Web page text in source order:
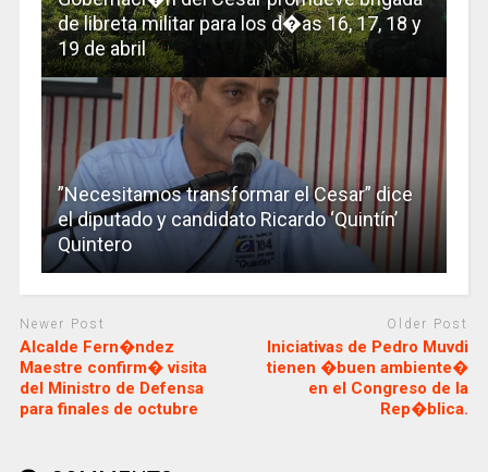
de libreta militar para los d�as 16, 17, 18 y
19 de abril
”Necesitamos transformar el Cesar” dice
el diputado y candidato Ricardo ‘Quintín’
Quintero
Newer Post
Alcalde Fern�ndez
Maestre confirm� visita
del Ministro de Defensa
para finales de octubre
Older Post
Iniciativas de Pedro Muvdi
tienen �buen ambiente�
en el Congreso de la
Rep�blica.